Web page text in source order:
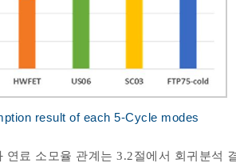
result of each 5-Cycle modes
연료 소모율 관계는 3.2절에서 회귀분석